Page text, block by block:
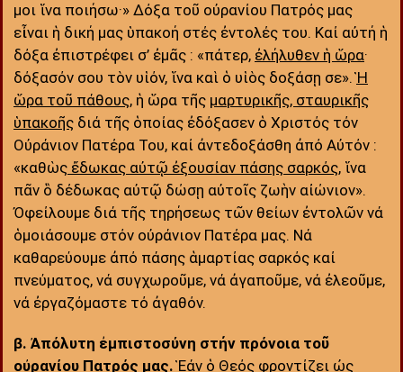
μοι ἵνα ποιήσω·» Δόξα τοῦ οὐρανίου Πατρός μας
εἶναι ἡ δική μας ὑπακοή στές ἐντολές του. Καί αὐτή ἡ
δόξα ἐπιστρέφει σ’ ἐμᾶς : «πάτερ, ἐλήλυθεν ἡ ὥρα·
δόξασόν σου τὸν υἱόν, ἵνα καὶ ὁ υἱὸς δοξάσῃ σε».Ἡ
ὥρα τοῦ πάθους, ἡ ὥρα τῆς μαρτυρικῆς, σταυρικῆς
ὑπακοῆς διά τῆς ὁποίας ἐδόξασεν ὁ Χριστός τόν
Οὐράνιον Πατέρα Του, καί ἀντεδοξάσθη ἀπό Αὐτόν :
«καθὼς ἔδωκας αὐτῷ ἐξουσίαν πάσης σαρκός, ἵνα
πᾶν ὃ δέδωκας αὐτῷ δώσῃ αὐτοῖς ζωὴν αἰώνιον».
Ὀφείλουμε διά τῆς τηρήσεως τῶν θείων ἐντολῶν νά
ὁμοιάσουμε στόν οὐράνιον Πατέρα μας. Νά
καθαρεύουμε ἀπό πάσης ἁμαρτίας σαρκός καί
πνεύματος, νά συγχωροῦμε, νά ἀγαποῦμε, νά ἐλεοῦμε,
νά ἐργαζόμαστε τό ἀγαθόν.
β. Ἀπόλυτη ἐμπιστοσύνη στήν πρόνοια τοῦ
οὐρανίου Πατρός μας.Ἑάν ὁ Θεός φροντίζει ὠς